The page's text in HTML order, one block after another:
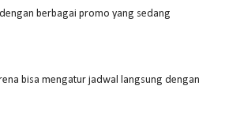
berbagai promo yang sedang
bisa mengatur jadwal langsung dengan